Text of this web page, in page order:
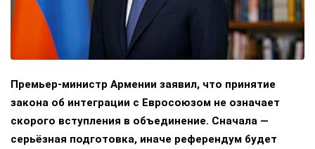
Премьер-министр Армении заявил, что принятие
закона об интеграции с Евросоюзом не означает
скорого вступления в объединение. Сначала —
серьёзная подготовка, иначе референдум будет